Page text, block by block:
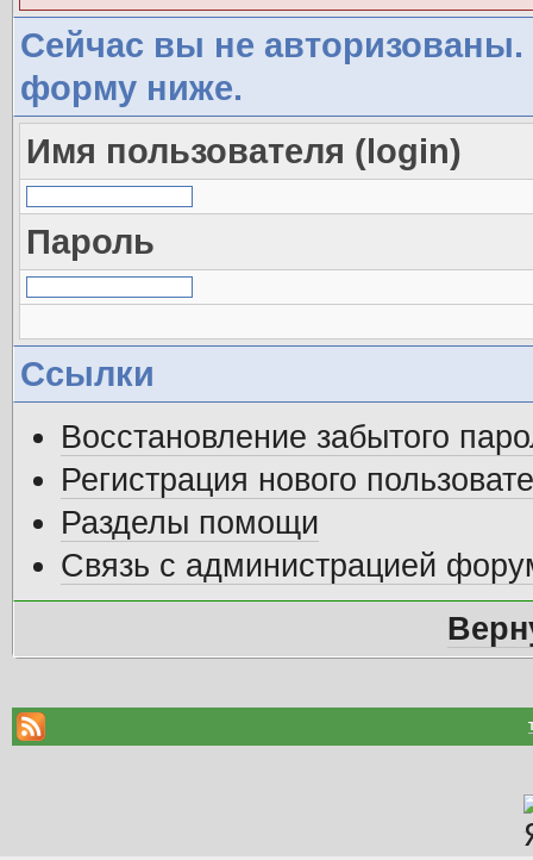
Сейчас вы не авторизованы.
форму ниже.
Имя пользователя (login)
Пароль
Ссылки
Восстановление забытого
Регистрация нового
Разделы помощи
Связь с администрацией